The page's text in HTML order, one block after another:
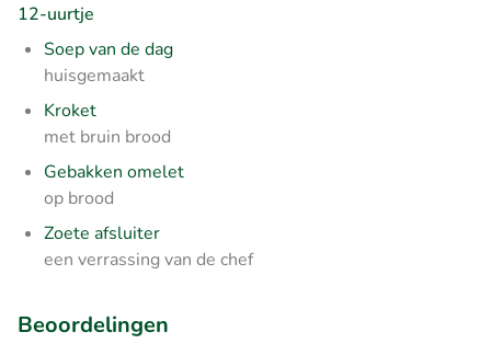
12-uurtje
Soep van de dag
huisgemaakt
Kroket
met bruin brood
Gebakken omelet
op brood
Zoete afsluiter
een verrassing van de chef
Beoordelingen